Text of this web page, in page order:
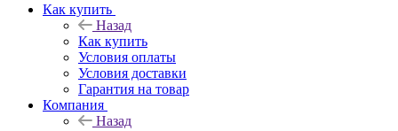
Как купить
Назад
Как купить
Условия оплаты
Условия доставки
Гарантия на товар
Компания
Назад